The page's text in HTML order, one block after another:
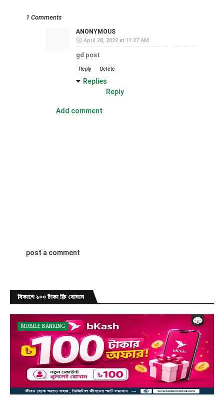
1 Comments
ANONYMOUS
April 28, 2022 at 11:27 AM
gd post
Reply Delete
Replies
Reply
Add comment
post a comment
বিকাশে ১০০ টাকা ফ্রি বোনাস
MOBILE BANKING